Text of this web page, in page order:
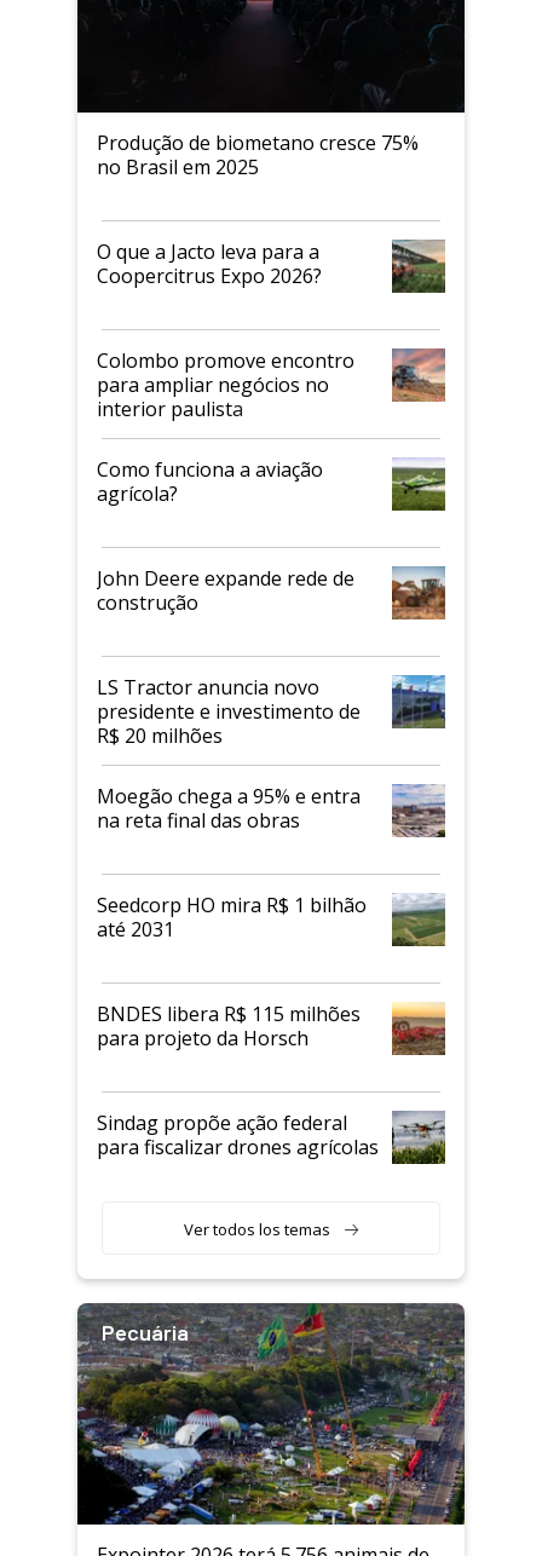
Produção de biometano cresce 75%
no Brasil em 2025
O que a Jacto leva para a
Coopercitrus Expo 2026?
Colombo promove encontro
para ampliar negócios no
interior paulista
Como funciona a aviação
agrícola?
John Deere expande rede de
construção
LS Tractor anuncia novo
presidente e investimento de
R$ 20 milhões
Moegão chega a 95% e entra
na reta final das obras
Seedcorp HO mira R$ 1 bilhão
até 2031
BNDES libera R$ 115 milhões
para projeto da Horsch
Sindag propõe ação federal
para fiscalizar drones agrícolas
Ver todos los temas
Pecuária